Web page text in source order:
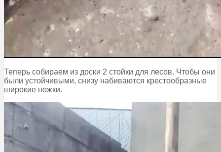
Теперь собираем из доски 2 стойки для лесов. Чтобы они
были устойчивыми, снизу набиваются крестообразные
широкие ножки.